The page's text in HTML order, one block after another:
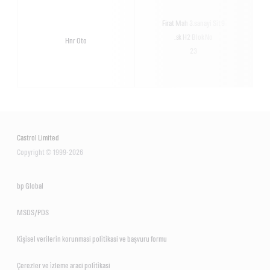
Hnr Oto
Firat Mah 3.sanayi̇ Si̇t 9
.sk H2 Blok No
Castrol Limited
Copyright © 1999-2026
bp Global
MSDS/PDS
Ki̇şi̇sel veri̇leri̇n korunmasi poli̇ti̇kasi ve başvuru formu
Çerezler ve i̇zleme araci poli̇ti̇kasi